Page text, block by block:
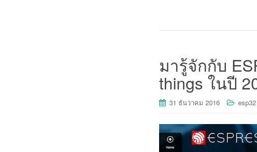
มารู้จักกับ
things ในปี
31 ธันวาคม 2016 esp32